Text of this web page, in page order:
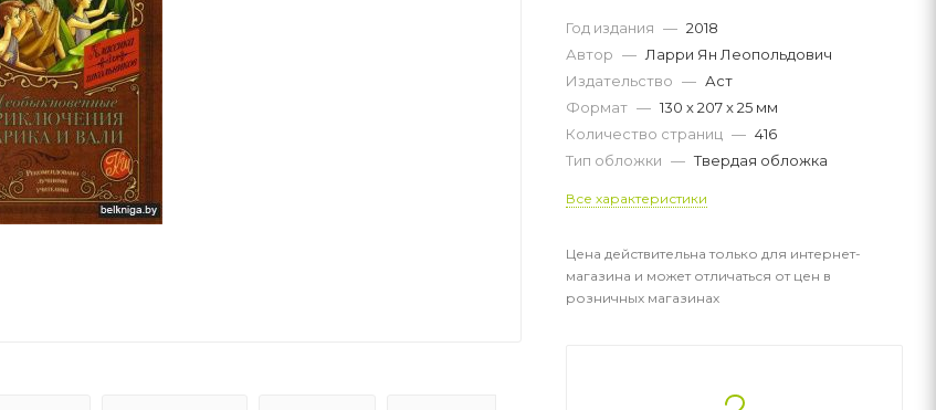
Год издания — 2018
Автор — Ларри Ян Леопольдович
Издательство — Аст
Формат — 130 х 207 x 25 мм
Количество страниц — 416
Тип обложки — Твердая обложка
Все характеристики
Цена действительна только для интернет-
магазина и может отличаться от цен в
розничных магазинах